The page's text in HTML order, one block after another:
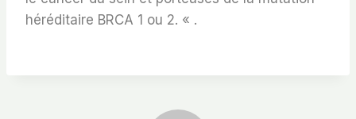
héréditaire BRCA 1 ou 2. « .